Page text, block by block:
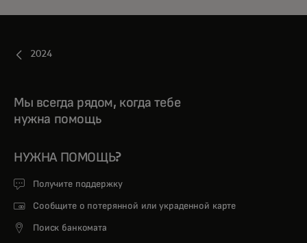
2024
Мы всегда рядом, когда тебе
нужна помощь
НУЖНА ПОМОЩЬ?
Получите поддержку
Сообщите о потерянной или украденной карте
Поиск банкомата